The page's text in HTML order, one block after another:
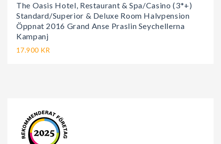
The Oasis Hotel, Restaurant & Spa/Casino (3*+)
Standard/Superior & Deluxe Room Halvpension
Öppnat 2016 Grand Anse Praslin Seychellerna
Kampanj
17.900 KR